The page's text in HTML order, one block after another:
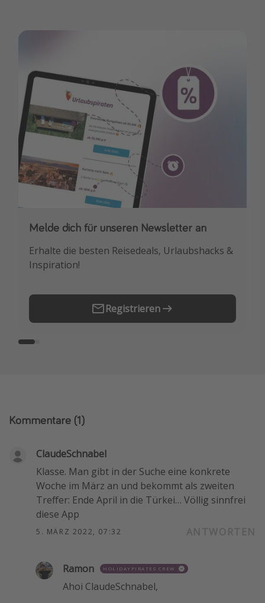
Melde dich für unseren Newsletter an
Erhalte die besten Reisedeals, Urlaubshacks &
Inspiration!
Registrieren
Downloade unsere App
Buche die besten Reiseschnäppchen als
Erstes.
Kommentare (1)
ClaudeSchnabel
Klasse. Man gibt in der Suche eine konkrete
Woche im März an und bekommt als zweiten
Treffer: Ende April in die Türkei… Völlig sinnfrei
diese App
5. MÄRZ 2022, 07:32
Ramon HOLIDAYPIRATES CREW
Ahoi ClaudeSchnabel,